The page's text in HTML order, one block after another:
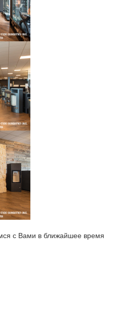
с Вами в ближайшее время